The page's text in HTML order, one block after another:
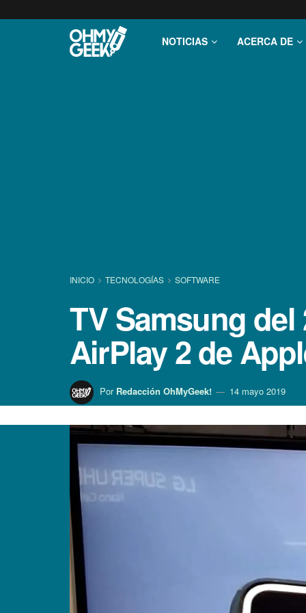
NOTICIAS ACERCA DE
INICIO TECNOLOGÍ­AS SOFTWARE
TV Samsung del
AirPlay 2 de
Por Redacción OhMyGeek! 14 mayo 2019